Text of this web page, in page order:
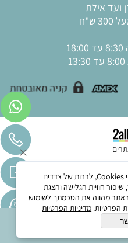
ועד אילת
ש"ח
לידיעתך, באתרנו נעשה שימוש בקבצי Cookies, לרבות של צדדים
חוויית הגלישה והצגת
מהווה את הסכמתך לשימוש
הפרטיות. מדיניות הפרטיות